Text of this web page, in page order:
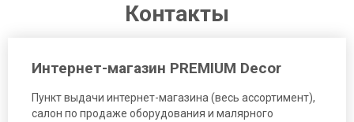
Контакты
Интернет-магазин PREMIUM Decor
Пункт выдачи интернет-магазина (весь ассортимент),
салон по продаже оборудования и малярного